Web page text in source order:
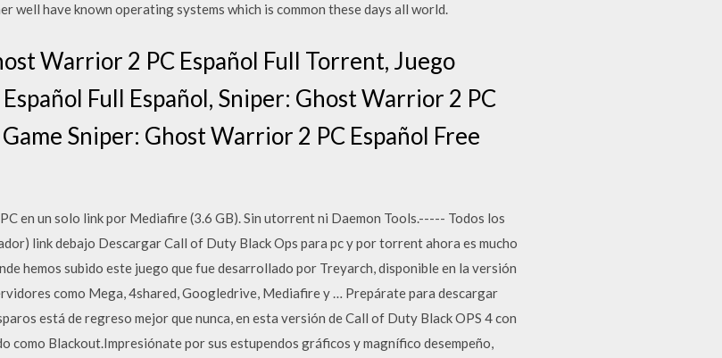
well have known operating systems which is common these days all world.
Warrior 2 PC Español Full Torrent, Juego
Full Español, Sniper: Ghost Warrior 2 PC
Sniper: Ghost Warrior 2 PC Español Free
en un solo link por Mediafire (3.6 GB). Sin utorrent ni Daemon Tools.----- Todos los
link debajo Descargar Call of Duty Black Ops para pc y por torrent ahora es mucho
hemos subido este juego que fue desarrollado por Treyarch, disponible en la versión
como Mega, 4shared, Googledrive, Mediafire y … Prepárate para descargar
está de regreso mejor que nunca, en esta versión de Call of Duty Black OPS 4 con
Blackout.Impresiónate por sus estupendos gráficos y magnífico desempeño,